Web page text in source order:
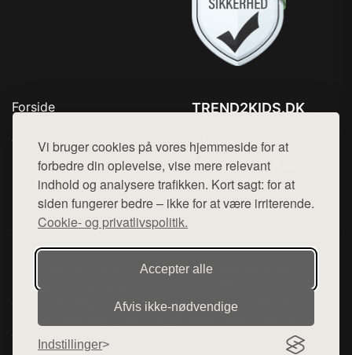
Vi bruger cookies på vores hjemmeside for at
forbedre din oplevelse, vise mere relevant
indhold og analysere trafikken. Kort sagt: for at
siden fungerer bedre – ikke for at være irriterende.
Cookie- og privatlivspolitik.
Accepter alle
Afvis ikke‑nødvendige
Indstillinger
Forside
Top Rabatter
Blog
Kontakt
TREND2KIDS.DK
Mail: hej@want.dk
Cookie- og privatlivspolitik
Denne side er en del af want.dk, der udgiver en række
hjemmesider med præsentation af forskellige produkter fra
diverse webshops. Der sælges ikke varer fra denne side - vi
henviser til de shops, som sælger varen. Vi har heller ikke
varerne på lager.